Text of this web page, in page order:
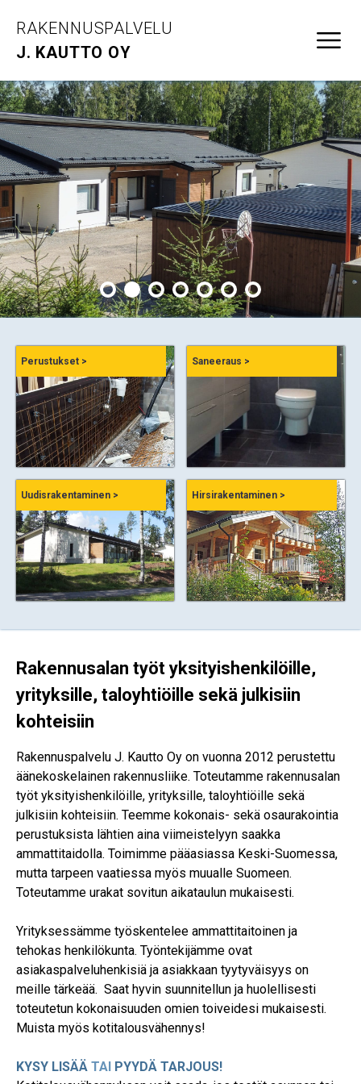
RAKENNUSPALVELU
J. KAUTTO OY
Perustukset > Saneeraus >
Uudisrakentaminen > Hirsirakentaminen >
Rakennusalan työt yksityishenkilöille,
yrityksille, taloyhtiöille sekä julkisiin
kohteisiin
Rakennuspalvelu J. Kautto Oy on vuonna 2012 perustettu
äänekoskelainen rakennusliike. Toteutamme rakennusalan
työt yksityishenkilöille, yrityksille, taloyhtiöille sekä
julkisiin kohteisiin. Teemme kokonais- sekä osaurakointia
perustuksista lähtien aina viimeistelyyn saakka
ammattitaidolla. Toimimme pääasiassa Keski-Suomessa,
mutta tarpeen vaatiessa myös muualle Suomeen.
Toteutamme urakat sovitun aikataulun mukaisesti.
Yrityksessämme työskentelee ammattitaitoinen ja
tehokas henkilökunta. Työntekijämme ovat
asiakaspalveluhenkisiä ja asiakkaan tyytyväisyys on
meille tärkeää. Saat hyvin suunnitellun ja huolellisesti
toteutetun kokonaisuuden omien toiveidesi mukaisesti.
Muista myös kotitalousvähennys!
KYSY LISÄÄ TAI PYYDÄ TARJOUS!